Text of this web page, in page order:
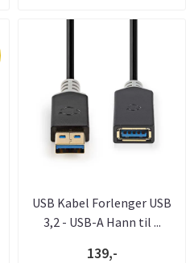
USB Kabel Forlenger USB
3,2 - USB-A Hann til ...
139,-